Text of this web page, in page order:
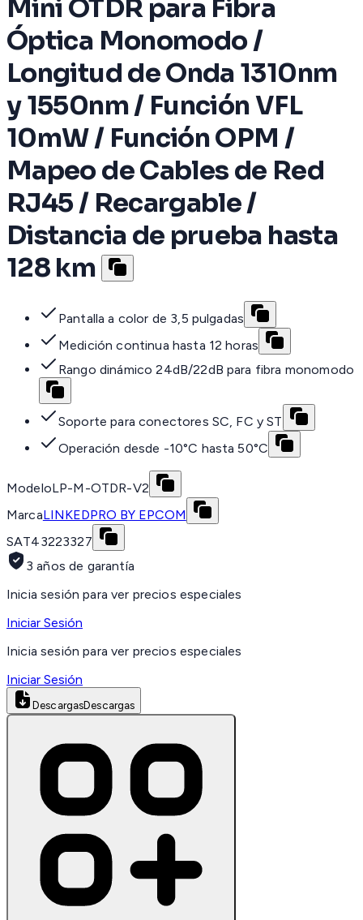
Mini OTDR para Fibra
Óptica Monomodo /
Longitud de Onda 1310nm
y 1550nm / Función VFL
10mW / Función OPM /
Mapeo de Cables de Red
RJ45 / Recargable /
Distancia de prueba hasta
128 km
Pantalla a color de 3,5 pulgadas
Medición continua hasta 12 horas
Rango dinámico 24dB/22dB para fibra monomodo
Soporte para conectores SC, FC y ST
Operación desde -10°C hasta 50°C
ModeloLP-M-OTDR-V2
MarcaLINKEDPRO BY EPCOM
SAT43223327
3 años de garantía
Inicia sesión para ver precios especiales
Iniciar Sesión
Inicia sesión para ver precios especiales
Iniciar Sesión
DescargasDescargas